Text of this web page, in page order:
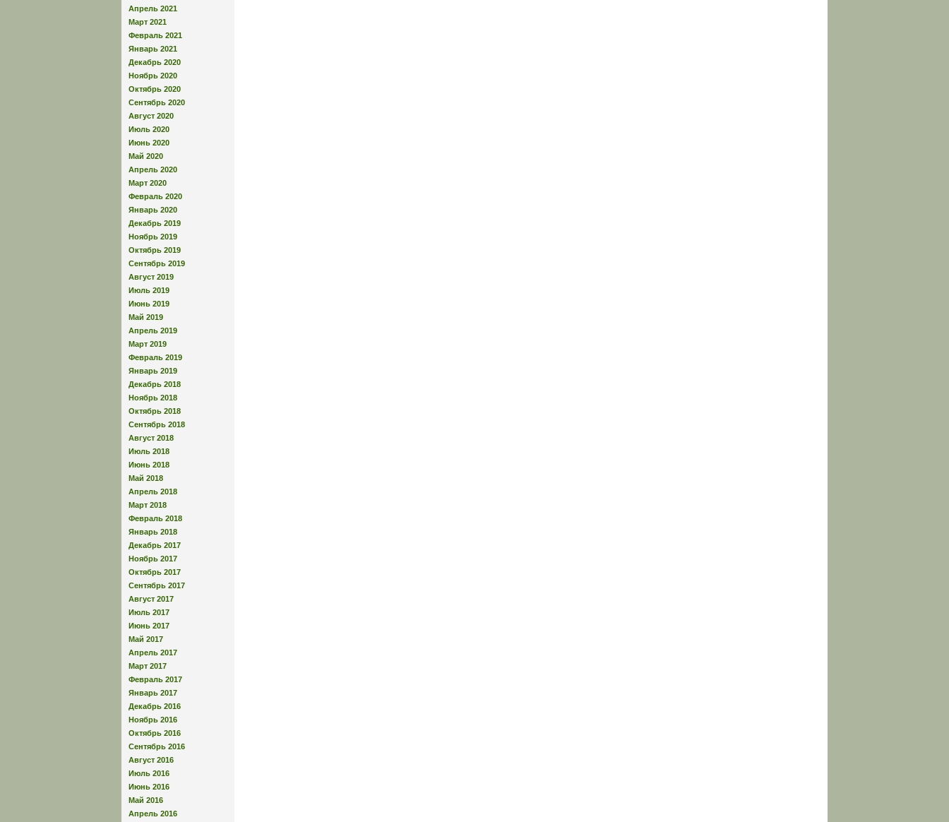
Апрель 2021
Март 2021
Февраль 2021
Январь 2021
Декабрь 2020
Ноябрь 2020
Октябрь 2020
Сентябрь 2020
Август 2020
Июль 2020
Июнь 2020
Май 2020
Апрель 2020
Март 2020
Февраль 2020
Январь 2020
Декабрь 2019
Ноябрь 2019
Октябрь 2019
Сентябрь 2019
Август 2019
Июль 2019
Июнь 2019
Май 2019
Апрель 2019
Март 2019
Февраль 2019
Январь 2019
Декабрь 2018
Ноябрь 2018
Октябрь 2018
Сентябрь 2018
Август 2018
Июль 2018
Июнь 2018
Май 2018
Апрель 2018
Март 2018
Февраль 2018
Январь 2018
Декабрь 2017
Ноябрь 2017
Октябрь 2017
Сентябрь 2017
Август 2017
Июль 2017
Июнь 2017
Май 2017
Апрель 2017
Март 2017
Февраль 2017
Январь 2017
Декабрь 2016
Ноябрь 2016
Октябрь 2016
Сентябрь 2016
Август 2016
Июль 2016
Июнь 2016
Май 2016
Апрель 2016